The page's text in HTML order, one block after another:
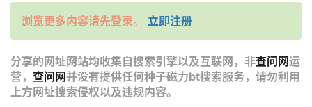
浏览更多内容请先登录。 立即注册
分享的网址网站均收集自搜索引擎以及互联网，非查问网运
营， 查问网并没有提供任何种子磁力bt搜索服务，请勿利用
上方网址搜索侵权以及违规内容。